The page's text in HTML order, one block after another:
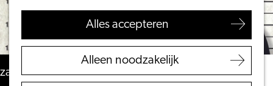
Alles accepteren
Alleen noodzakelijk
VVV Leiden
Bereikbaarheid
zaterdag 27 maart 2027